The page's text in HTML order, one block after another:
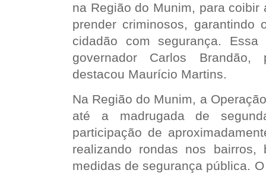
na Região do Munim, para coibir
prender criminosos,
cidadão com segurança.
governador Carlos Brandão,
destacou Maurício Martins.
Na Região do Munim, a
até a madrugada de
participação de
realizando rondas nos bairros,
medidas de segurança pública.